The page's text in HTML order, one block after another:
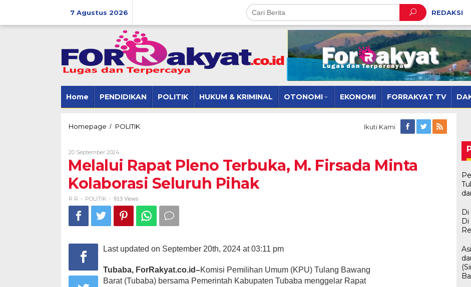
7 Agustus 2026 REDAKSI
Home PENDIDIKAN POLITIK HUKUM & KRIMINAL OTONOMI EKONOMI FORRAKYAT TV
Homepage / POLITIKMelalui
M.
Firsada
Minta
Kolaborasi
Pihak
Ikuti Kami
20 September 2024Oleh
R
Melalui Rapat Pleno Terbuka, M. Firsada Minta
Kolaborasi Seluruh Pihak
R R - POLITIK - 913 Views
Last updated on September 20th, 2024 at 03:11 pm
Tubaba, ForRakyat.co.id–Komisi Pemilihan Umum (KPU) Tulang Bawang
Barat (Tubaba) bersama Pemerintah Kabupaten Tubaba menggelar Rapat